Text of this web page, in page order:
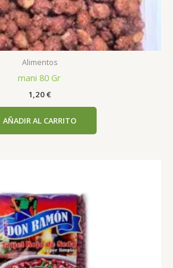
Alimentos
mani 80 Gr
1,20€
AÑADIR AL CARRITO